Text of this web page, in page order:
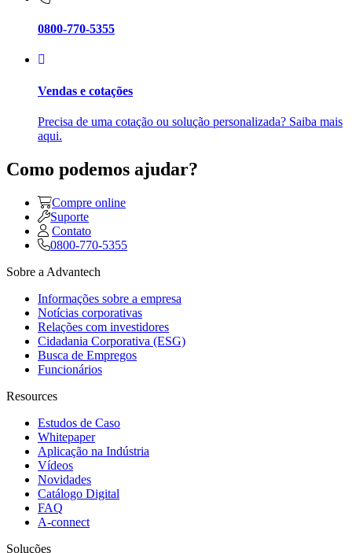
0800-770-5355
Vendas e cotações
Precisa de uma cotação ou solução personalizada? Saiba mais
aqui.
Como podemos ajudar?
Compre online
Suporte
Contato
0800-770-5355
Sobre a Advantech
Informações sobre a empresa
Notícias corporativas
Relações com investidores
Cidadania Corporativa (ESG)
Busca de Empregos
Funcionários
Resources
Estudos de Caso
Whitepaper
Aplicação na Indústria
Vídeos
Novidades
Catálogo Digital
FAQ
A-connect
Soluções